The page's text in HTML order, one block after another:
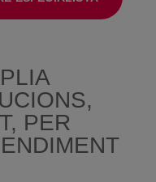
PER